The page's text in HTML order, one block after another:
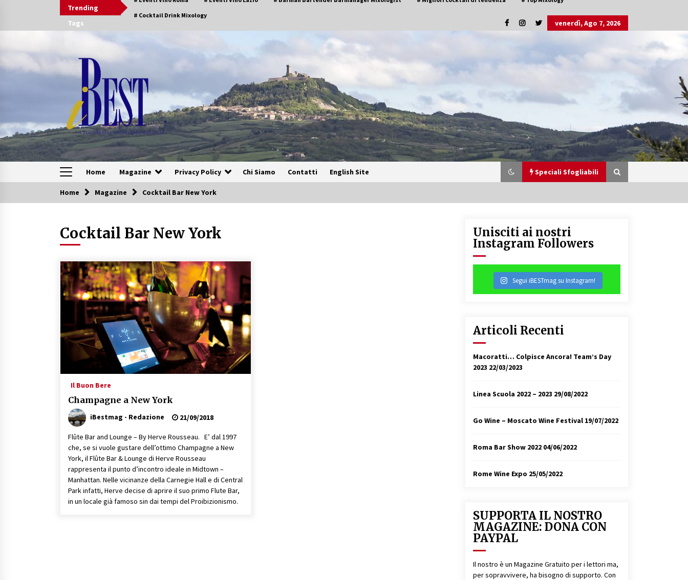
Trending
Tags
# Cocktail Drink Mixology
venerdì, Ago 7, 2026
Home Magazine Privacy Policy Chi Siamo Contatti English Site Speciali Sfogliabili
Speciali Sfogliabili
Speciale – Tesori di Toscana
16/07/2019
Speciale Vini Rosè Italiani
31/07/2018
Home Magazine Cocktail Bar New York
Cocktail Bar New York
Il Buon Bere
Champagne a New York
iBestmag - Redazione 21/09/2018
Flûte Bar and Lounge – By Herve Rousseau. E’ dal 1997
che, se si vuole gustare dell’ottimo Champagne a New
York, il Flûte Bar & Lounge di Herve Rousseau
rappresenta il punto d’incontro ideale in Midtown –
Manhattan. Nelle vicinanze della Carnegie Hall e di Central
Park infatti, Herve decise di aprire il suo primo Flute Bar,
in un locale già famoso sin dai tempi del Proibizionismo.
Unisciti ai nostri
Instagram Followers
Segui iBESTmag su Instagram!
Articoli Recenti
Macoratti… Colpisce Ancora! Team’s Day
2023 22/03/2023
Linea Scuola 2022 – 2023 29/08/2022
Go Wine – Moscato Wine Festival 19/07/2022
Roma Bar Show 2022 04/06/2022
Rome Wine Expo 25/05/2022
SUPPORTA IL NOSTRO
MAGAZINE: DONA CON
PAYPAL
Il nostro è un Magazine Gratuito per i lettori ma,
per sopravvivere, ha bisogno di supporto. Con